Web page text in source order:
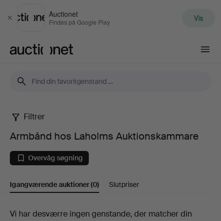
Luk
Auctionet
Findes på Google Play Vis
Armbånd
hos
Laholms
Auktionskammare
Filtrer
Armbånd hos Laholms Auktionskammare
Overvåg søgning
Igangværende auktioner(0) Slutpriser
Igangværende
Vi har desværre ingen genstande, der matcher din